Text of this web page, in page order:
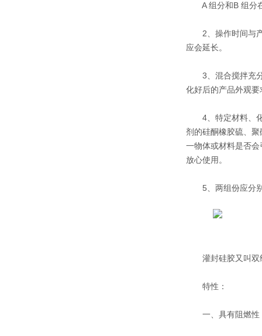
A 组分和B 组分在
2、操作时间与产
应会延长。
3、混合搅拌充分
化好后的产品外观
4、特定材料、化
剂的硅酮橡胶硫、
一物体或材料是否
放心使用。
5、两组份应分别
灌封硅胶又叫双组
特性：
一、具有阻燃性